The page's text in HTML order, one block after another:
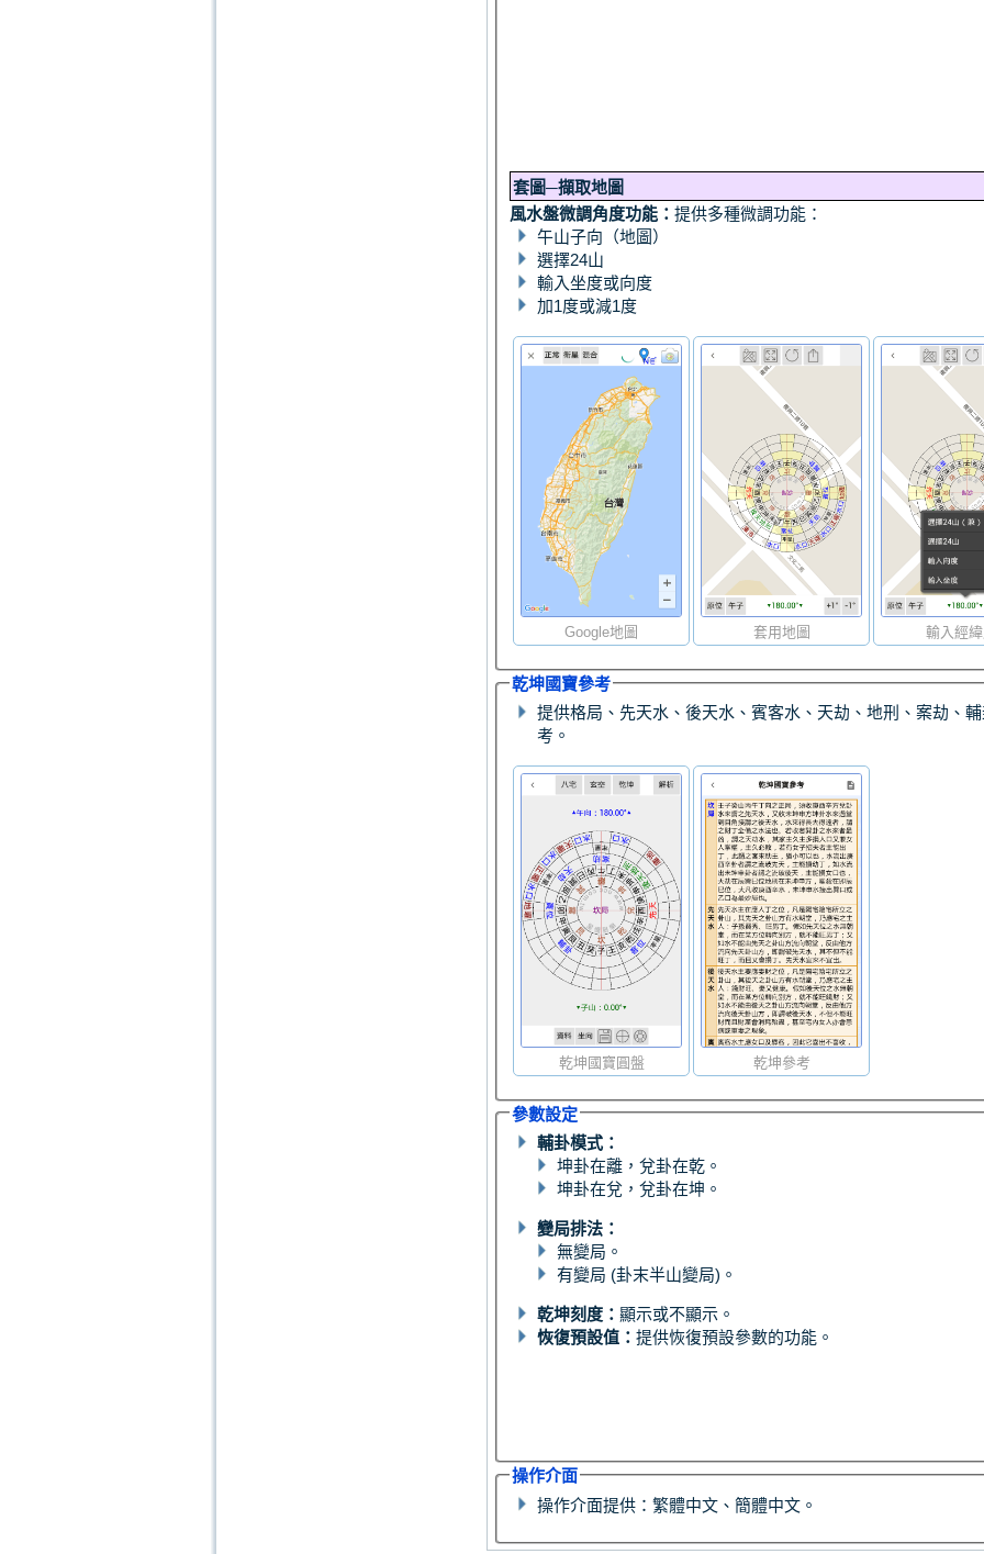
套圖─擷取地圖
風水盤微調角度功能：提供多種微調功能：
午山子向（地圖）
選擇24山
輸入坐度或向度
加1度或減1度
Google地圖 套用地圖 輸入經
乾坤國寶參考
提供格局、先天水、後天水、賓客水、天劫、地刑、案劫、
考。
乾坤國寶圓盤 乾坤參考
參數設定
輔卦模式：
坤卦在離，兌卦在乾。
坤卦在兌，兌卦在坤。
變局排法：
無變局。
有變局 (卦末半山變局)。
乾坤刻度：顯示或不顯示。
恢復預設值：提供恢復預設參數的功能。
操作介面
操作介面提供：繁體中文、簡體中文。